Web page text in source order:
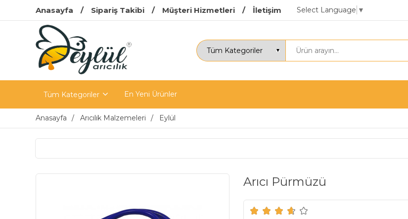
Anasayfa Sipariş Takibi Müşteri Hizmetleri İletişim Select Language ▼
Tüm Kategoriler En Yeni Ürünler
Anasayfa Arıcılık Malzemeleri Eylül
Arıcı Pürmüzü